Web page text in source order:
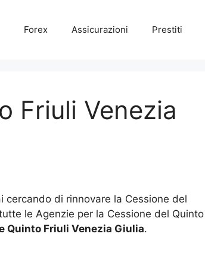
Forex Assicurazioni Prestiti
Friuli Venezia
cercando di rinnovare la Cessione del
le Agenzie per la Cessione del Quinto
Quinto Friuli Venezia Giulia.